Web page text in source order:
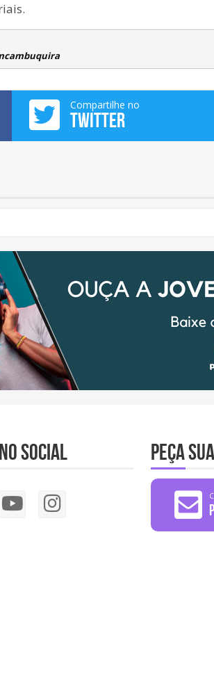
Compartilhe no
TWITTER
social Peça